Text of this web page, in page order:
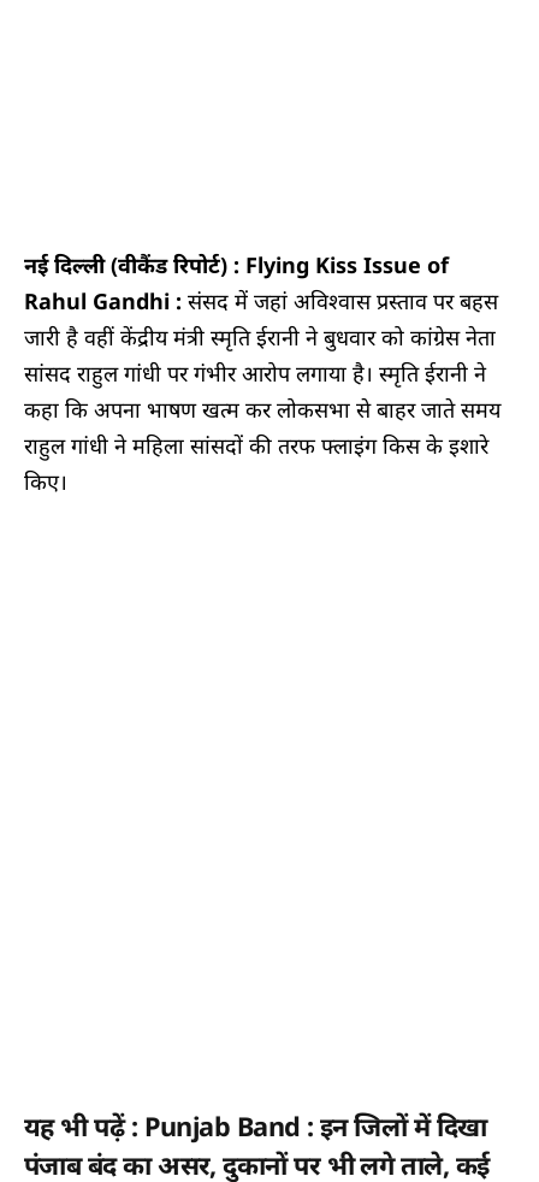
नई दिल्ली (वीकैंड रिपोर्ट) : Flying Kiss Issue of
Rahul Gandhi : संसद में जहां अविश्वास प्रस्ताव पर बहस
जारी है वहीं केंद्रीय मंत्री स्मृति ईरानी ने बुधवार को कांग्रेस नेता
सांसद राहुल गांधी पर गंभीर आरोप लगाया है। स्मृति ईरानी ने
कहा कि अपना भाषण खत्म कर लोकसभा से बाहर जाते समय
राहुल गांधी ने महिला सांसदों की तरफ फ्लाइंग किस के इशारे
किए।
यह भी पढ़ें : Punjab Band : इन जिलों में दिखा
पंजाब बंद का असर, दुकानों पर भी लगे ताले, कई